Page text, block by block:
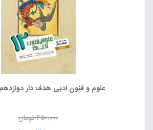
علوم و فنون ادبی هدف دار
۴۵۰,۰۰۰تومان